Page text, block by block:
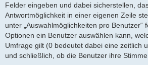
Felder eingeben und dabei sicherstellen,
Antwortmöglichkeit in einer eigenen Zeile
unter „Auswahlmöglichkeiten pro Benutzer“
Optionen ein Benutzer auswählen kann,
Umfrage gilt (0 bedeutet dabei eine zeitlich
und schließlich, ob die Benutzer ihre